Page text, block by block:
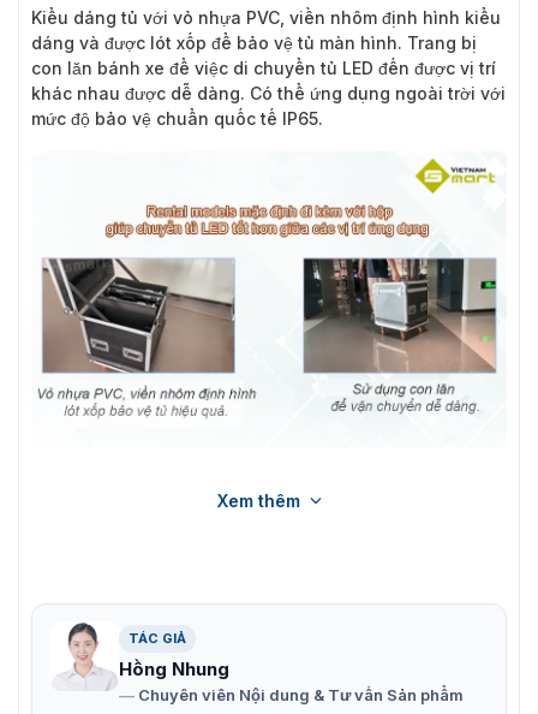
Kiểu dáng tủ với vỏ nhựa PVC, viền nhôm định hình kiểu
dáng và được lót xốp để bảo vệ tủ màn hình. Trang bị
con lăn bánh xe để việc di chuyển tủ LED đến được vị trí
khác nhau được dễ dàng. Có thể ứng dụng ngoài trời với
mức độ bảo vệ chuẩn quốc tế IP65.
Màn hình LED DS-D4448RO-CB được thiết kế với cấu
trúc ghép nối liền mạch có 4 khóa tủ. Được làm từ chất
liệu nhôm đúc với độ bền cao. Thiết bị dễ cài đặt và
quản lý giúp tiết kiệm chi phí và nhân lực cho đơn vị sử
Xem thêm
TÁC GIẢ
Hồng Nhung
Chuyên viên Nội dung & Tư vấn Sản phẩm